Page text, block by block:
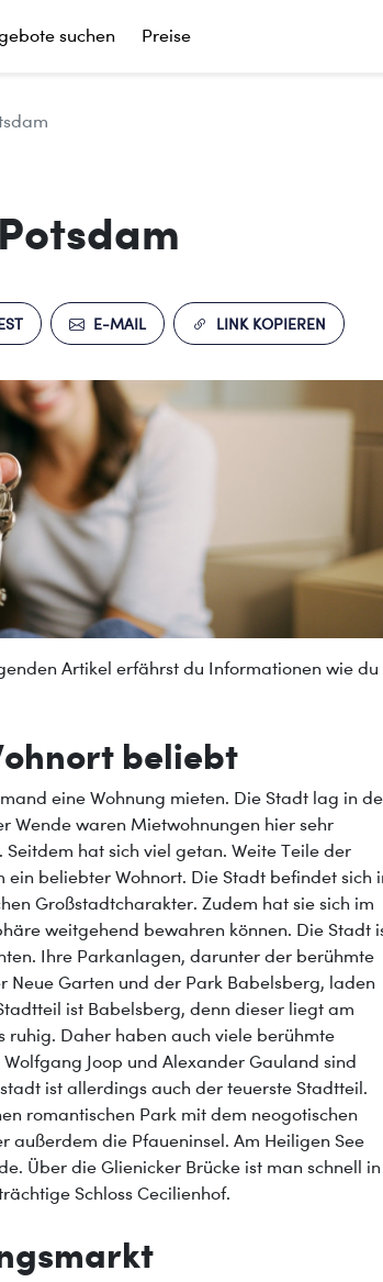
suchen Preise
E-MAIL LINK KOPIEREN
Artikel erfährst du Informationen wie du
beliebt
eine Wohnung mieten. Die Stadt lag in
Wende waren Mietwohnungen hier sehr
hat sich viel getan. Weite Teile der
beliebter Wohnort. Die Stadt befindet sich
Großstadtcharakter. Zudem hat sie sich im
weitgehend bewahren können. Die Stadt
Ihre Parkanlagen, darunter der berühmte
Neue Garten und der Park Babelsberg, laden
ist Babelsberg, denn dieser liegt am
ruhig. Daher haben auch viele berühmte
Joop und Alexander Gauland sind
ist allerdings auch der teuerste Stadtteil.
romantischen Park mit dem neogotischen
außerdem die Pfaueninsel. Am Heiligen See
Über die Glienicker Brücke ist man schnell in
Schloss Cecilienhof.